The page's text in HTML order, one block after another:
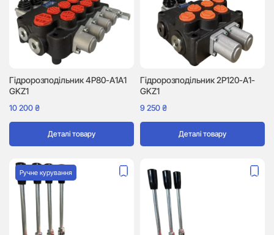
Гідророзподільник 4P80-A1A1
GKZ1
10 200₴
Деталі товару
Гідророзподільник 2P120-A1-
GKZ1
9 250₴
Деталі товару
Ручне курування